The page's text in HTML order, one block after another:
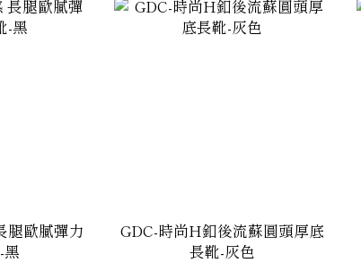
腿歐膩彈力
黑
GDC-時尚H釦後流蘇圓頭厚底
長靴-灰色